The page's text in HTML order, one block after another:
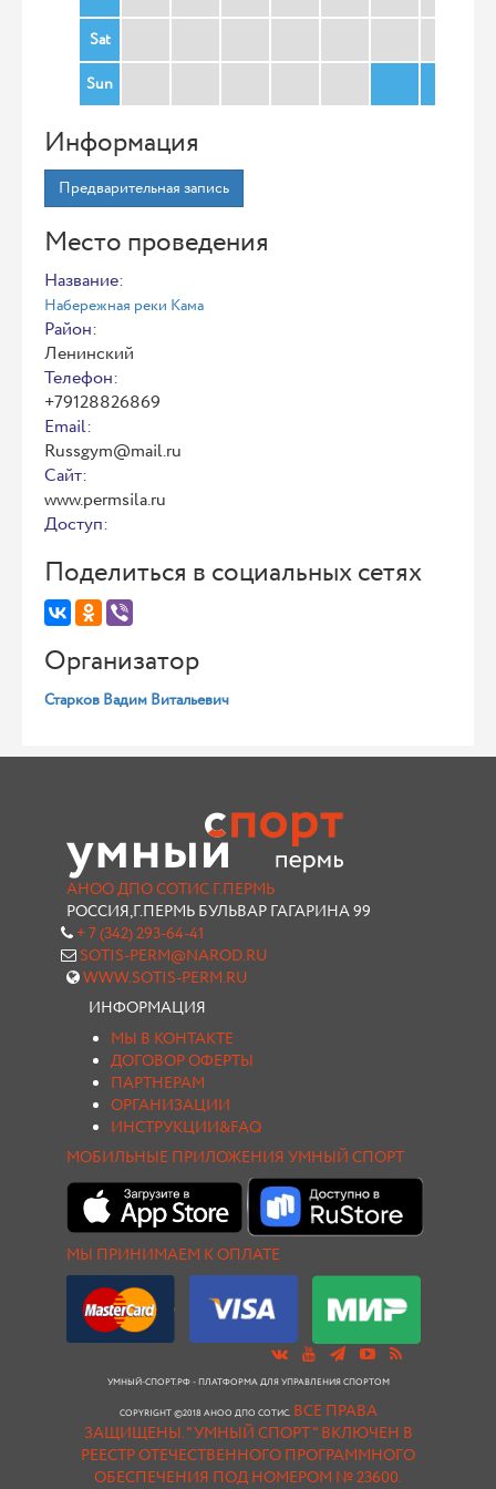
Sat
Sun
Информация
Предварительная запись
Место проведения
Название:
Набережная реки Кама
Район:
Ленинский
Телефон:
+79128826869
Email:
Russgym@mail.ru
Сайт:
www.permsila.ru
Доступ:
Поделиться в социальных сетях
Организатор
Старков Вадим Витальевич
АНОО ДПО СОТИС Г.ПЕРМЬ
РОССИЯ,Г.ПЕРМЬ БУЛЬВАР ГАГАРИНА 99
+ 7 (342) 293-64-41
SOTIS-PERM@NAROD.RU
WWW.SOTIS-PERM.RU
ИНФОРМАЦИЯ
МЫ В КОНТАКТЕ
ДОГОВОР ОФЕРТЫ
ПАРТНЕРАМ
ОРГАНИЗАЦИИ
ИНСТРУКЦИИ&FAQ
МОБИЛЬНЫЕ ПРИЛОЖЕНИЯ УМНЫЙ СПОРТ
МЫ ПРИНИМАЕМ К ОПЛАТЕ
УМНЫЙ-СПОРТ.РФ - ПЛАТФОРМА ДЛЯ УПРАВЛЕНИЯ СПОРТОМ
COPYRIGHT ©2018 АНОО ДПО СОТИС. ВСЕ ПРАВА
ЗАЩИЩЕНЫ."УМНЫЙ СПОРТ " ВКЛЮЧЕН В
РЕЕСТР ОТЕЧЕСТВЕННОГО ПРОГРАММНОГО
ОБЕСПЕЧЕНИЯ ПОД НОМЕРОМ № 23600.